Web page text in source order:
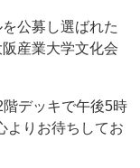
公募し選ばれた
産業大学文化会
デッキで午後5時
よりお待ちしてお